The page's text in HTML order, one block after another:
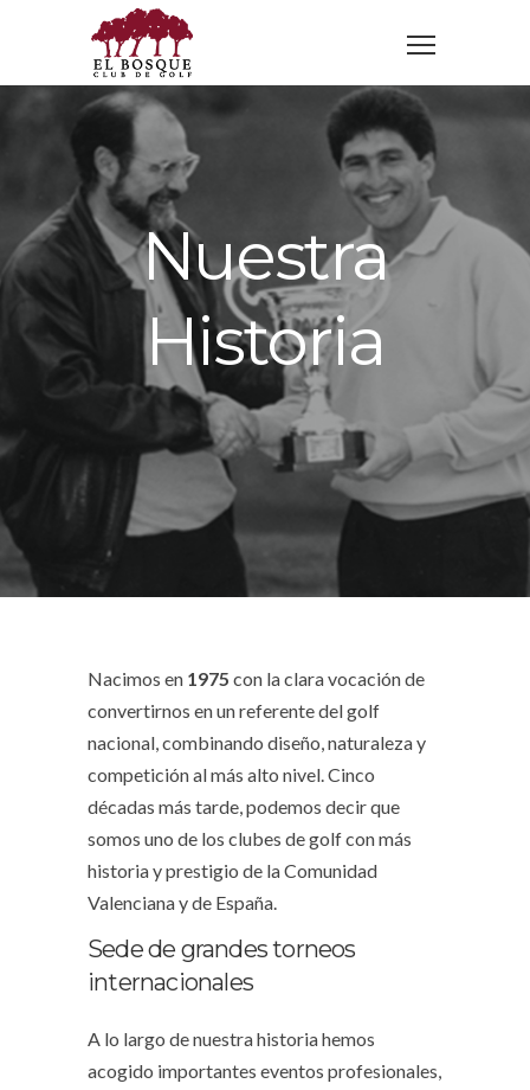
Nuestra
Historia
Nacimos en 1975 con la clara vocación de
convertirnos en un referente del golf
nacional, combinando diseño, naturaleza y
competición al más alto nivel. Cinco
décadas más tarde, podemos decir que
somos uno de los clubes de golf con más
historia y prestigio de la Comunidad
Valenciana y de España.
Sede de grandes torneos
internacionales
A lo largo de nuestra historia hemos
acogido importantes eventos profesionales,